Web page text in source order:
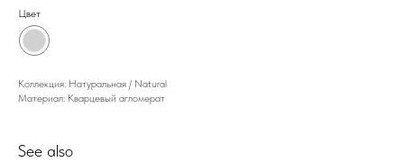
Цвет
Коллекция: Натуральная / Natural
Материал: Кварцевый агломерат
See also